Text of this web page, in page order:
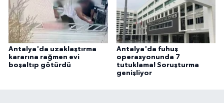
Antalya'da uzaklaştırma
kararına rağmen evi
boşaltıp götürdü
Antalya'da fuhuş
operasyonunda 7
tutuklama! Soruşturma
genişliyor